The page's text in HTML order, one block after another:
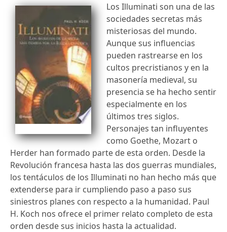
Los Illuminati son una de las
sociedades secretas más
misteriosas del mundo.
Aunque sus influencias
pueden rastrearse en los
cultos precristianos y en la
masonería medieval, su
presencia se ha hecho sentir
especialmente en los
últimos tres siglos.
Personajes tan influyentes
como Goethe, Mozart o
Herder han formado parte de esta orden. Desde la
Revolución francesa hasta las dos guerras mundiales,
los tentáculos de los Illuminati no han hecho más que
extenderse para ir cumpliendo paso a paso sus
siniestros planes con respecto a la humanidad. Paul
H. Koch nos ofrece el primer relato completo de esta
orden desde sus inicios hasta la actualidad.